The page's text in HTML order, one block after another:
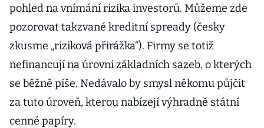
pohled na vnímání rizika investorů. Můžeme zde
pozorovat takzvané kreditní spready (česky
zkusme „riziková přirážka“). Firmy se totiž
nefinancují na úrovni základních sazeb, o kterých
se běžně píše. Nedávalo by smysl někomu půjčit
za tuto úroveň, kterou nabízejí výhradně státní
cenné papíry.